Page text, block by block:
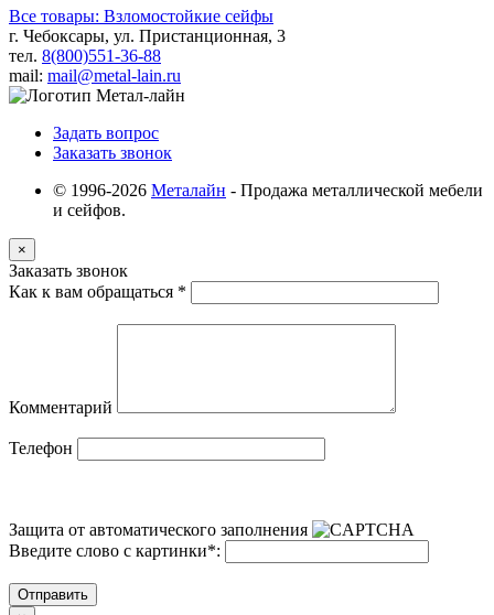
Все товары: Взломостойкие сейфы
г. Чебоксары, ул. Пристанционная, 3
тел. 8(800)551-36-88
mail: mail@metal-lain.ru
Задать вопрос
Заказать звонок
© 1996-2026 Металайн - Продажа металлической мебели
и сейфов.
×
Заказать звонок
Как к вам обращаться *
Комментарий
Телефон
Защита от автоматического заполнения
Введите слово с картинки*:
Отправить